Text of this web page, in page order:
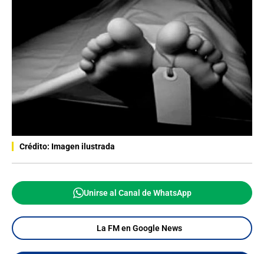
Crédito: Imagen ilustrada
Unirse al Canal de WhatsApp
La FM en Google News